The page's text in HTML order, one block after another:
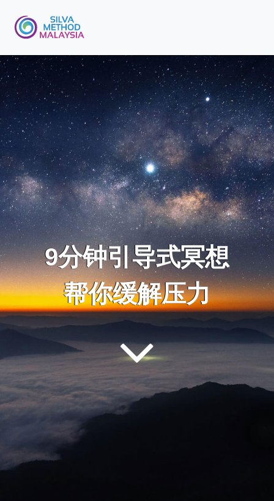
9分钟引导式冥想
帮你缓解压力